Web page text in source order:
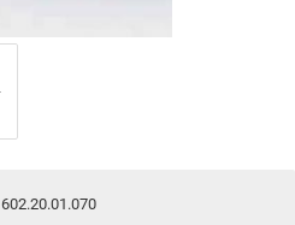
602.20.01.070